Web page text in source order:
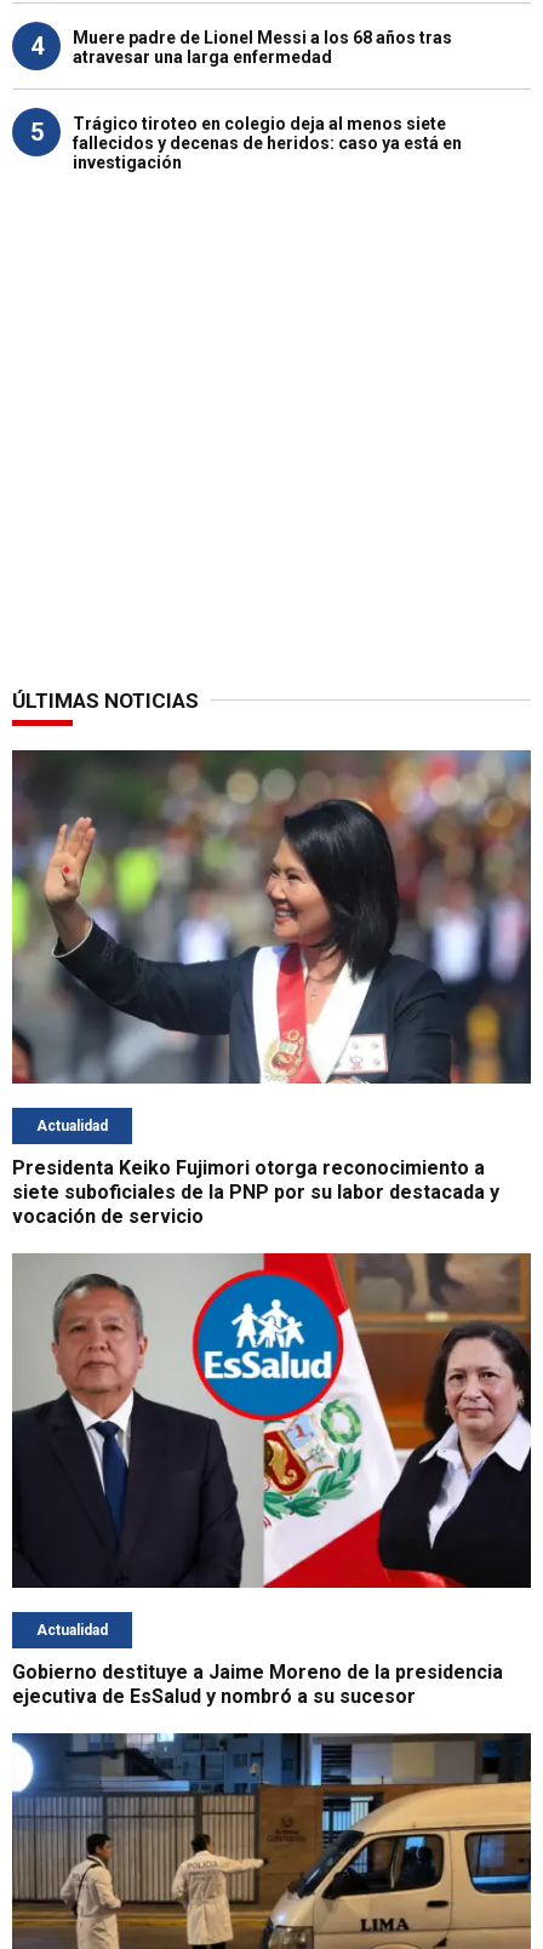
4
Muere padre de Lionel Messi a los 68 años tras
atravesar una larga enfermedad
5
Trágico tiroteo en colegio deja al menos siete
fallecidos y decenas de heridos: caso ya está en
investigación
ÚLTIMAS NOTICIAS
Actualidad
Presidenta Keiko Fujimori otorga reconocimiento a
siete suboficiales de la PNP por su labor destacada y
vocación de servicio
Actualidad
Gobierno destituye a Jaime Moreno de la presidencia
ejecutiva de EsSalud y nombró a su sucesor